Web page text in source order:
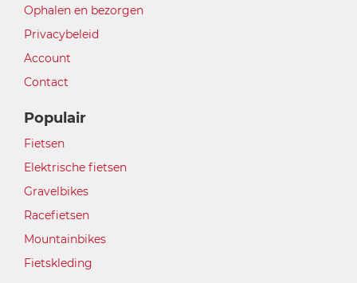
Ophalen en bezorgen
Privacybeleid
Account
Contact
Populair
Fietsen
Elektrische fietsen
Gravelbikes
Racefietsen
Mountainbikes
Fietskleding